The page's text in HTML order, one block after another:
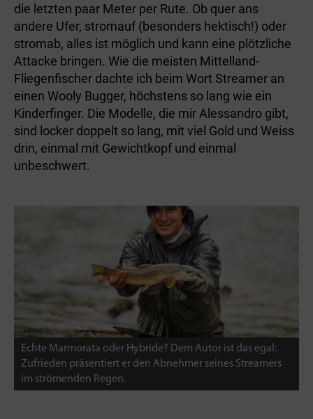
die letzten paar Meter per Rute. Ob quer ans
andere Ufer, stromauf (besonders hektisch!) oder
stromab, alles ist möglich und kann eine plötzliche
Attacke bringen. Wie die meisten Mittelland-
Fliegenfischer dachte ich beim Wort Streamer an
einen Wooly Bugger, höchstens so lang wie ein
Kinderfinger. Die Modelle, die mir Alessandro gibt,
sind locker doppelt so lang, mit viel Gold und Weiss
drin, einmal mit Gewichtkopf und einmal
unbeschwert.
Echte Marmorata oder Hybride? Dem Autor ist das egal:
Zufrieden präsentiert er den Abnehmer seines Streamers
im strömenden Regen.